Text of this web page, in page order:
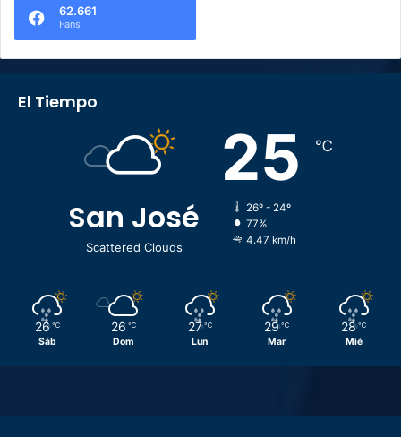
62.661
Fans
El Tiempo
San José
Scattered Clouds
25 ℃
26º - 24º
77%
4.47 km/h
26 ℃
Sáb
26 ℃
Dom
27 ℃
Lun
29 ℃
Mar
28 ℃
Mié